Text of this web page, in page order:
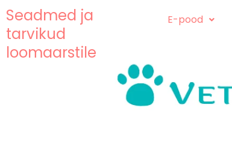
content
Skip
to
content
Seadmed ja
tarvikud
loomaarstile
E-pood